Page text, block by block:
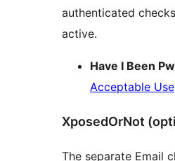
authenticated
active.
Have I Been
Acceptable Use
XposedOrNot
The separate Email